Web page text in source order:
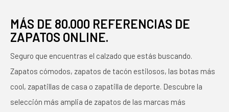
MÁS DE 80.000 REFERENCIAS DE
ZAPATOS ONLINE.
Seguro que encuentras el calzado que estás buscando.
Zapatos cómodos, zapatos de tacón estilosos, las botas más
cool, zapatillas de casa o zapatilla de deporte. Descubre la
selección más amplia de zapatos de las marcas más